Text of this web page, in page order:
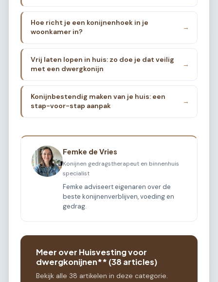
Hoe richt je een konijnenhoek in je
woonkamer in?
→
Vrij laten lopen in huis: zo doe je dat veilig
met een dwergkonijn
→
Konijnbestendig maken van je huis: een
stap-voor-stap aanpak
→
Femke de Vries
Konijnen gedragstherapeut en binnenhuis
specialist
Femke adviseert eigenaren over de
beste konijnenverblijven, voeding en
gedrag.
Meer over Huisvesting voor
dwergkonijnen** (38 articles)
Bekijk alle 38 artikelen in deze categorie.